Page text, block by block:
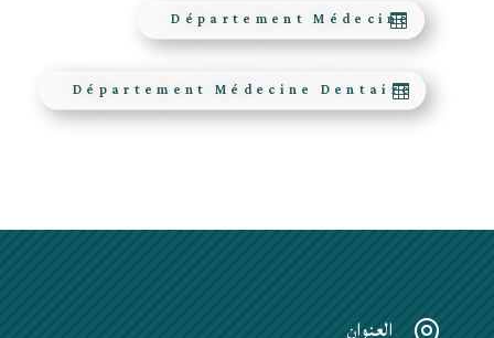
Département Médecine
Département Médecine Dentaire
العنوان